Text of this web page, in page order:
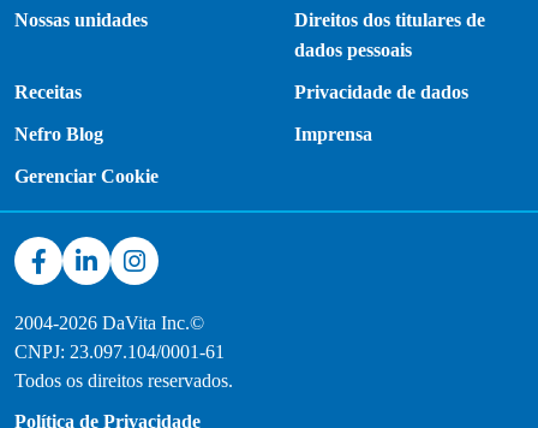
Nossas unidades
Direitos dos titulares de
dados pessoais
Receitas Privacidade de dados
Nefro Blog Imprensa
Gerenciar Cookie
2004-2026 DaVita Inc.©
CNPJ: 23.097.104/0001-61
Todos os direitos reservados.
Política de Privacidade